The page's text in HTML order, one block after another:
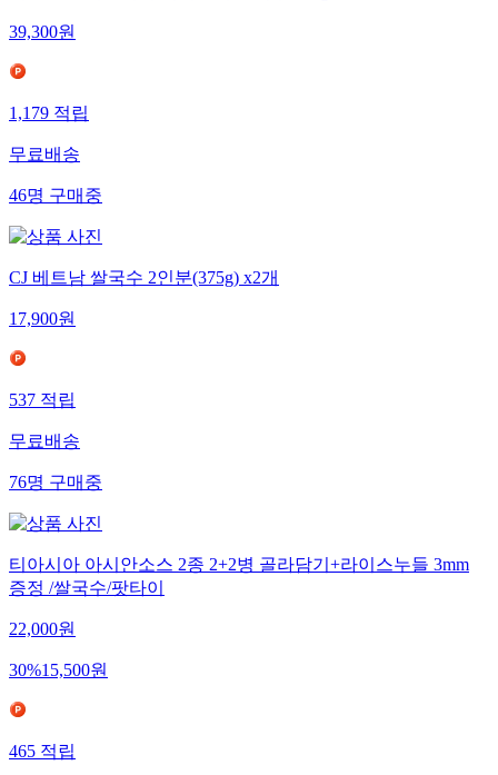
39,300원
1,179적립
무료배송
46명구매중
CJ 베트남 쌀국수 2인분(375g) x2개
17,900원
537적립
무료배송
76명구매중
티아시아 아시안소스 2종 2+2병 골라담기+라이스누들 3mm
증정 /쌀국수/팟타이
22,000원
30%15,500원
465적립